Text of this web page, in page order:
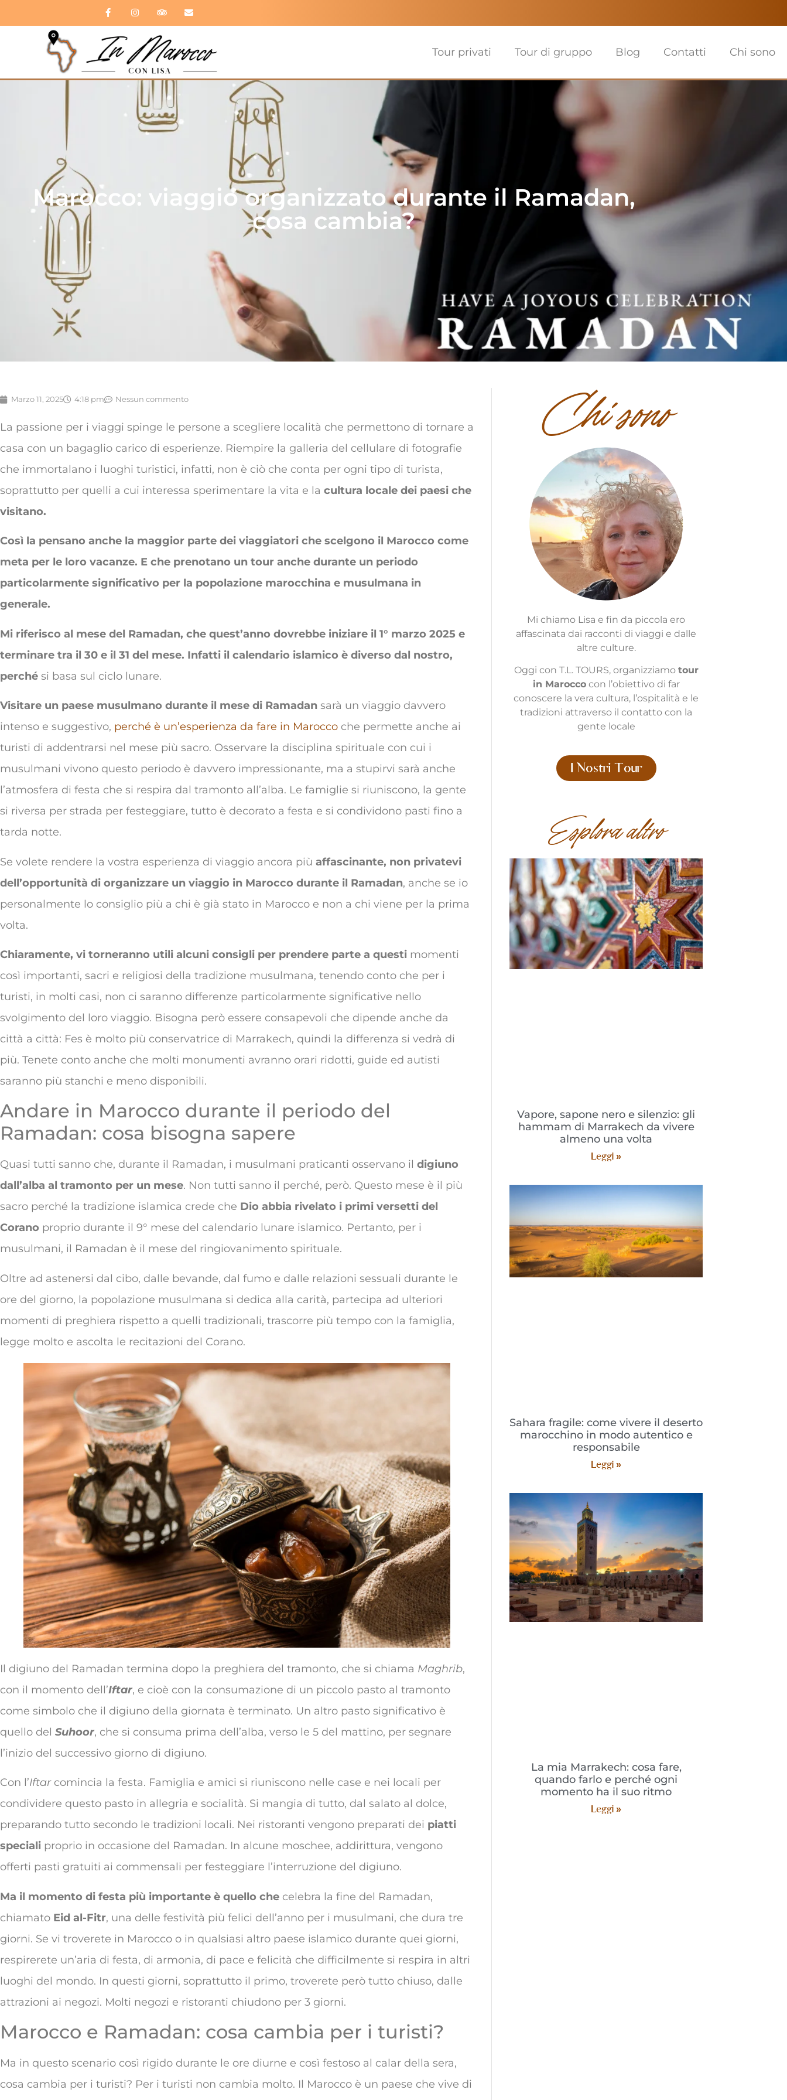
Tour privati Tour di gruppo Blog Contatti Chi sono
Marocco: viaggio organizzato durante il Ramadan,
cosa cambia?
Marzo 11, 2025 4:18 pm Nessun commento
La passione per i viaggi spinge le persone a scegliere località che permettono di tornare a
casa con un bagaglio carico di esperienze. Riempire la galleria del cellulare di fotografie
che immortalano i luoghi turistici, infatti, non è ciò che conta per ogni tipo di turista,
soprattutto per quelli a cui interessa sperimentare la vita e la cultura locale dei paesi che
visitano.
Così la pensano anche la maggior parte dei viaggiatori che scelgono il Marocco come
meta per le loro vacanze. E che prenotano un tour anche durante un periodo
particolarmente significativo per la popolazione marocchina e musulmana in
generale.
Mi riferisco al mese del Ramadan, che quest’anno dovrebbe iniziare il 1° marzo 2025 e
terminare tra il 30 e il 31 del mese. Infatti il calendario islamico è diverso dal nostro,
perché si basa sul ciclo lunare.
Visitare un paese musulmano durante il mese di Ramadan sarà un viaggio davvero
intenso e suggestivo, perché è un’esperienza da fare in Marocco che permette anche ai
turisti di addentrarsi nel mese più sacro. Osservare la disciplina spirituale con cui i
musulmani vivono questo periodo è davvero impressionante, ma a stupirvi sarà anche
l’atmosfera di festa che si respira dal tramonto all’alba. Le famiglie si riuniscono, la gente
si riversa per strada per festeggiare, tutto è decorato a festa e si condividono pasti fino a
tarda notte.
Se volete rendere la vostra esperienza di viaggio ancora più affascinante, non privatevi
dell’opportunità di organizzare un viaggio in Marocco durante il Ramadan, anche se io
personalmente lo consiglio più a chi è già stato in Marocco e non a chi viene per la prima
volta.
Chiaramente, vi torneranno utili alcuni consigli per prendere parte a questi momenti
così importanti, sacri e religiosi della tradizione musulmana, tenendo conto che per i
turisti, in molti casi, non ci saranno differenze particolarmente significative nello
svolgimento del loro viaggio. Bisogna però essere consapevoli che dipende anche da
città a città: Fes è molto più conservatrice di Marrakech, quindi la differenza si vedrà di
più. Tenete conto anche che molti monumenti avranno orari ridotti, guide ed autisti
saranno più stanchi e meno disponibili.
Andare in Marocco durante il periodo del
Ramadan: cosa bisogna sapere
Quasi tutti sanno che, durante il Ramadan, i musulmani praticanti osservano il digiuno
dall’alba al tramonto per un mese. Non tutti sanno il perché, però. Questo mese è il più
sacro perché la tradizione islamica crede che Dio abbia rivelato i primi versetti del
Corano proprio durante il 9° mese del calendario lunare islamico. Pertanto, per i
musulmani, il Ramadan è il mese del ringiovanimento spirituale.
Oltre ad astenersi dal cibo, dalle bevande, dal fumo e dalle relazioni sessuali durante le
ore del giorno, la popolazione musulmana si dedica alla carità, partecipa ad ulteriori
momenti di preghiera rispetto a quelli tradizionali, trascorre più tempo con la famiglia,
legge molto e ascolta le recitazioni del Corano.
Il digiuno del Ramadan termina dopo la preghiera del tramonto, che si chiama Maghrib,
con il momento dell’Iftar, e cioè con la consumazione di un piccolo pasto al tramonto
come simbolo che il digiuno della giornata è terminato. Un altro pasto significativo è
quello del Suhoor, che si consuma prima dell’alba, verso le 5 del mattino, per segnare
l’inizio del successivo giorno di digiuno.
Con l’Iftarcomincia la festa. Famiglia e amici si riuniscono nelle case e nei locali per
condividere questo pasto in allegria e socialità. Si mangia di tutto, dal salato al dolce,
preparando tutto secondo le tradizioni locali. Nei ristoranti vengono preparati dei piatti
speciali proprio in occasione del Ramadan. In alcune moschee, addirittura, vengono
offerti pasti gratuiti ai commensali per festeggiare l’interruzione del digiuno.
Ma il momento di festa più importante è quello che celebra la fine del Ramadan,
chiamato Eid al-Fitr, una delle festività più felici dell’anno per i musulmani, che dura tre
giorni. Se vi troverete in Marocco o in qualsiasi altro paese islamico durante quei giorni,
respirerete un’aria di festa, di armonia, di pace e felicità che difficilmente si respira in altri
luoghi del mondo. In questi giorni, soprattutto il primo, troverete però tutto chiuso, dalle
attrazioni ai negozi. Molti negozi e ristoranti chiudono per 3 giorni.
Marocco e Ramadan: cosa cambia per i turisti?
Ma in questo scenario così rigido durante le ore diurne e così festoso al calar della sera,
cosa cambia per i turisti? Per i turisti non cambia molto. Il Marocco è un paese che vive di
Chi sono
Mi chiamo Lisa e fin da piccola ero
affascinata dai racconti di viaggi e dalle
altre culture.
Oggi con T.L. TOURS, organizziamo tour
in Maroccocon l’obiettivo di far
conoscere la vera cultura, l’ospitalità e le
tradizioni attraverso il contatto con la
gente locale
I Nostri Tour
Esplora altro
Vapore, sapone nero e silenzio: gli
hammam di Marrakech da vivere
almeno una volta
Leggi »
Sahara fragile: come vivere il deserto
marocchino in modo autentico e
responsabile
Leggi »
La mia Marrakech: cosa fare,
quando farlo e perché ogni
momento ha il suo ritmo
Leggi »